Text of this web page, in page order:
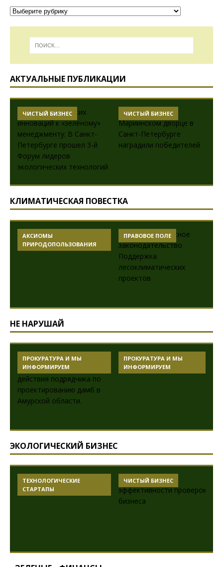
АКТУАЛЬНЫЕ ПУБЛИКАЦИИ
ЧИСТЫЙ БИЗНЕС ЧИСТЫЙ БИЗНЕС
КЛИМАТИЧЕСКАЯ ПОВЕСТКА
АКСИОМЫ
ПРИРОДОПОЛЬЗОВАНИЯ
ПРАВОВОЕ ПОЛЕ
НЕ НАРУШАЙ
ПРОКУРАТУРА И МЫ
ИНФОРМИРУЕМ
ПРОКУРАТУРА И МЫ
ИНФОРМИРУЕМ
ЭКОЛОГИЧЕСКИЙ БИЗНЕС
ТЕХНОЛОГИЧЕСКИЕ
СТАРТАПЫ
ЧИСТЫЙ БИЗНЕС